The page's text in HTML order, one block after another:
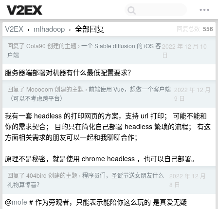
V2EX › mlhadoop › 全部回复 回复总数 556
回复了 Cola90 创建的主题 › 一个 Stable diffusion 的 iOS 客
户端
2022 年 12 月 10
日
服务器端部署对机器有什么最低配置要求？
回复了 Mooooom 创建的主题 › 前端使用 Vue，想做一个客户端
（可以不考虑跨平台）
2022 年 12 月
9 日
我有一套 headless 的打印网页的方案，支持 url 打印； 可能不能和
你的需求契合； 目的只在简化自己部署 headless 繁琐的流程； 有这
方面相关需求的朋友可以一起和我聊聊合作；
原理不是秘密，就是使用 chrome headless ，也可以自己部署。
回复了 404bird 创建的主题 › 程序员们，圣诞节送女朋友什么
礼物算惊喜？
2022 年 12 月
8 日
@mofe # 作为旁观者，只能表示能陪你这么玩的 是真爱无疑